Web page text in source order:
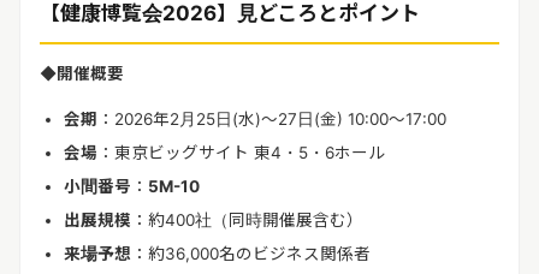
【健康博覧会2026】見どころとポイント
◆開催概要
会期 ： 2026年2月 25日(水)～27日(金) 10:00～17:00
会場 ：東京ビッグサイト 東4 ・ 5 ・ 6ホール
小間番号 ： 5M-10
出展規模 ：約400社（同時開催展含む）
来場予想 ：約36,000名のビジネス関係者